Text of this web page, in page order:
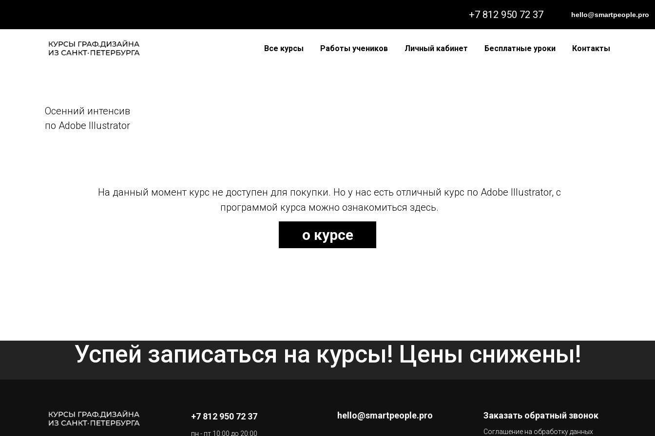
+7 812 950 72 37 hello@smartpeople.pro
Все курсы Работы учеников Личный кабинет Бесплатные уроки Контакты
Осенний интенсив
по Adobe Illustrator
о курсе
На данный момент курс не доступен для покупки. Но у нас есть отличный курс по Adobe Illustrator, с
программой курса можно ознакомиться здесь.
Успей записаться на курсы! Цены снижены!
+7 812 950 72 37
пн - пт 10:00 до 20:00
hello@smartpeople.pro Заказать обратный звонок
Соглашение на обработку данных